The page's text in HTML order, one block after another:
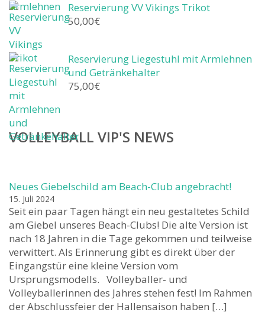
Reservierung VV Vikings Trikot
50,00€
Reservierung Liegestuhl mit Armlehnen
und Getränkehalter
75,00€
VOLLEYBALL VIP'S NEWS
Neues Giebelschild am Beach-Club angebracht!
15. Juli 2024
Seit ein paar Tagen hängt ein neu gestaltetes Schild
am Giebel unseres Beach-Clubs! Die alte Version ist
nach 18 Jahren in die Tage gekommen und teilweise
verwittert. Als Erinnerung gibt es direkt über der
Eingangstür eine kleine Version vom
Ursprungsmodells. Volleyballer- und
Volleyballerinnen des Jahres stehen fest! Im Rahmen
der Abschlussfeier der Hallensaison haben […]